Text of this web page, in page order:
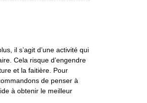
il s’agit d’une activité qui
Cela risque d’engendre
et la faitière. Pour
de penser à
à obtenir le meilleur